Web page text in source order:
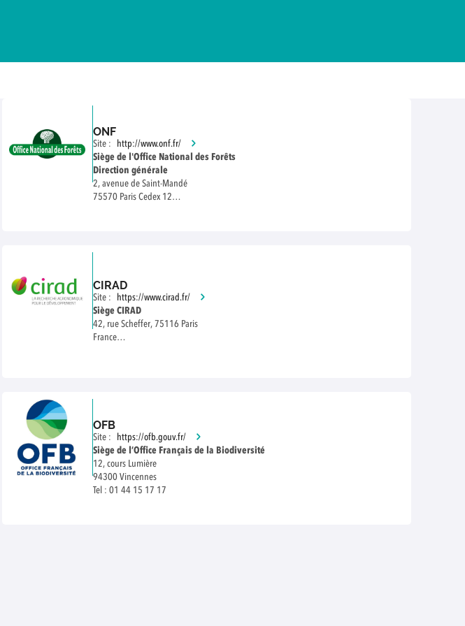
ONF
Site :
http://www.onf.fr/
Siège de l'Office National des Forêts
Direction générale
2, avenue de Saint-Mandé
75570 Paris Cedex 12
CIRAD
Site :
https://www.cirad.fr/
Siège CIRAD
42, rue Scheffer, 75116 Paris
France
OFB
Site :
https://ofb.gouv.fr/
Siège de l’Office Français de la Biodiversité
12, cours Lumière
94300 Vincennes
Tel : 01 44 15 17 17